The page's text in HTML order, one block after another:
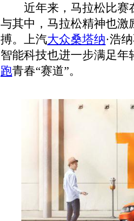
近年来，马拉松比赛
与其中，马拉松精神也激
搏。上汽大众桑塔纳·浩
智能科技也进一步满足
跑青春“赛道”。